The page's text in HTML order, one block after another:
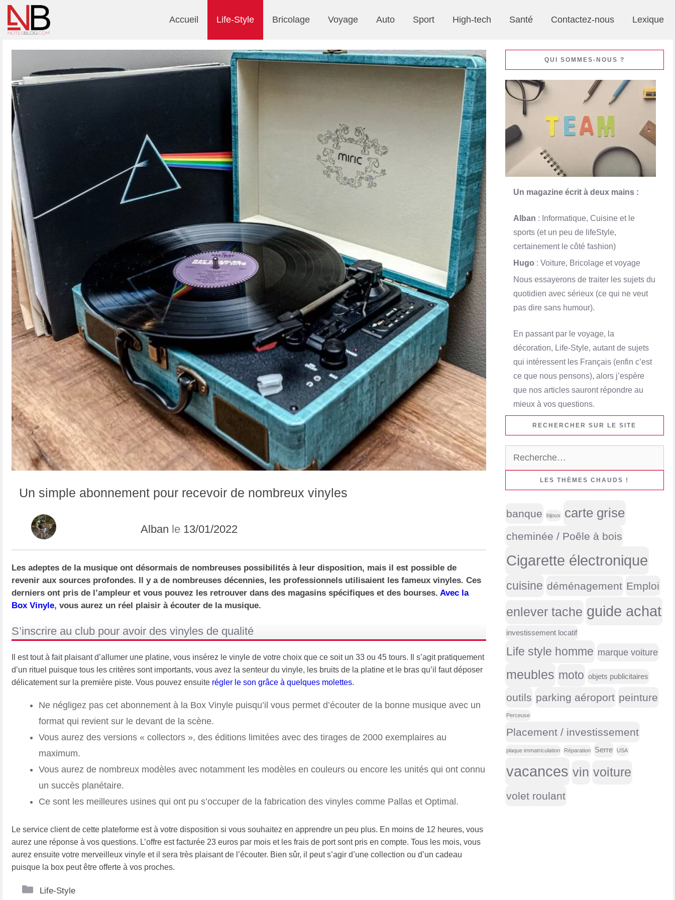
Accueil Life-Style Bricolage Voyage Auto Sport High-tech Santé Contactez-nous Lexique
Un simple abonnement pour recevoir de nombreux vinyles
Alban le 13/01/2022
Les adeptes de la musique ont désormais de nombreuses possibilités à leur disposition, mais il est possible de
revenir aux sources profondes. Il y a de nombreuses décennies, les professionnels utilisaient les fameux vinyles. Ces
derniers ont pris de l’ampleur et vous pouvez les retrouver dans des magasins spécifiques et des bourses. Avec la
Box Vinyle, vous aurez un réel plaisir à écouter de la musique.
S’inscrire au club pour avoir des vinyles de qualité
Il est tout à fait plaisant d’allumer une platine, vous insérez le vinyle de votre choix que ce soit un 33 ou 45 tours. Il s’agit pratiquement
d’un rituel puisque tous les critères sont importants, vous avez la senteur du vinyle, les bruits de la platine et le bras qu’il faut déposer
délicatement sur la première piste. Vous pouvez ensuite régler le son grâce à quelques molettes.
Ne négligez pas cet abonnement à la Box Vinyle puisqu’il vous permet d’écouter de la bonne musique avec un
format qui revient sur le devant de la scène.
Vous aurez des versions « collectors », des éditions limitées avec des tirages de 2000 exemplaires au
maximum.
Vous aurez de nombreux modèles avec notamment les modèles en couleurs ou encore les unités qui ont connu
un succès planétaire.
Ce sont les meilleures usines qui ont pu s’occuper de la fabrication des vinyles comme Pallas et Optimal.
Le service client de cette plateforme est à votre disposition si vous souhaitez en apprendre un peu plus. En moins de 12 heures, vous
aurez une réponse à vos questions. L’offre est facturée 23 euros par mois et les frais de port sont pris en compte. Tous les mois, vous
aurez ensuite votre merveilleux vinyle et il sera très plaisant de l’écouter. Bien sûr, il peut s’agir d’une collection ou d’un cadeau
puisque la box peut être offerte à vos proches.
Catégories
Life-Style
QUI SOMMES-NOUS ?
Un magazine écrit à deux mains :
Alban : Informatique, Cuisine et le
sports (et un peu de lifeStyle,
certainement le côté fashion)
Hugo : Voiture, Bricolage et voyage
Nous essayerons de traiter les sujets du
quotidien avec sérieux (ce qui ne veut
pas dire sans humour).
En passant par le voyage, la
décoration, Life-Style, autant de sujets
qui intéressent les Français (enfin c’est
ce que nous pensons), alors j’espère
que nos articles sauront répondre au
mieux à vos questions.
RECHERCHER SUR LE SITE
LES THÈMES CHAUDS !
banque bijoux carte grise
cheminée / Poêle à bois
Cigarette électronique
cuisine déménagement Emploi
enlever tache guide achat
investissement locatif
Life style homme marque voiture
meubles moto objets publicitaires
outils parking aéroport peinture
Perceuse
Placement / investissement
plaque immatriculation Réparation Serre USA
vacances vin voiture
volet roulant